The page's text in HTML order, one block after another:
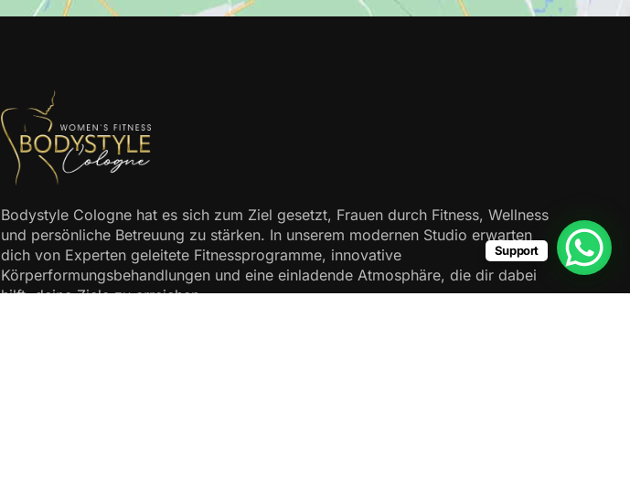
Bodystyle Cologne hat es sich zum Ziel gesetzt, Frauen durch Fitness, Wellness
und persönliche Betreuung zu stärken. In unserem modernen Studio erwarten
dich von Experten geleitete Fitnessprogramme, innovative
Körperformungsbehandlungen und eine einladende Atmosphäre, die dir dabei
hilft, deine Ziele zu erreichen.
Support